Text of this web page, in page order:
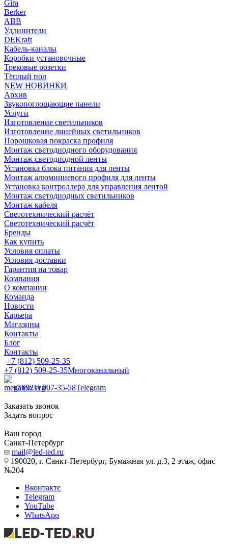
Gira
Berker
ABB
Удлинители
DEKraft
Кабель-каналы
Коробки установочные
Трековые розетки
Тёплый пол
NEW НОВИНКИ
Архив
Звукопоглощающие панели
Услуги
Изготовление светильников
Изготовление линейных светильников
Порошковая покраска профиля
Монтаж светодиодного оборудования
Монтаж светодиодной ленты
Установка блока питания для ленты
Монтаж алюминиевого профиля для ленты
Установка контроллера для управления лентой
Монтаж светодиодных светильников
Монтаж кабеля
Светотехнический расчёт
Светотехнический расчёт
Бренды
Как купить
Условия оплаты
Условия доставки
Гарантия на товар
Компания
О компании
Команда
Новости
Карьера
Магазины
Контакты
Блог
Контакты
+7 (812) 509-25-35
+7 (812) 509-25-35Многоканальный
+7 (921) 907-35-58Telegram
Заказать звонок
Задать вопрос
Ваш город
Санкт-Петербург
mail@led-ted.ru
190020, г. Санкт-Петербург, Бумажная ул. д.3, 2 этаж, офис
№204
Вконтакте
Telegram
YouTube
WhatsApp